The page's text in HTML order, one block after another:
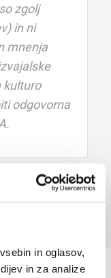
in oglasov,
in za analize
zgolj
in ni
mnenja
kulturo
odgovorna